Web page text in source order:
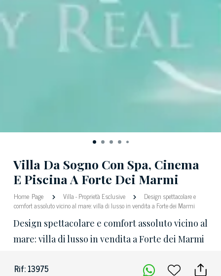
Villa Da Sogno Con Spa, Cinema
E Piscina A Forte Dei Marmi
Home Page Villa-Proprietà Esclusive
Design spettacolare e
comfort assoluto vicino al mare: villa di lusso in vendita a Forte dei Marmi
Design spettacolare e comfort assoluto vicino al
mare: villa di lusso in vendita a Forte dei Marmi
Rif: 13975